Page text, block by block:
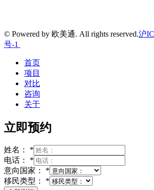
© Powered by 欧美通. All rights reserved.沪
号-1
首页
项目
对比
咨询
关于
立即预约
姓名： *
电话： *
意向国家： *
移民类型： *